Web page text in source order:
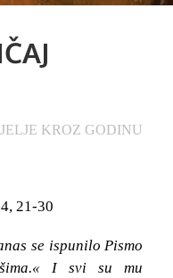
KROZ GODINU
21-30
se ispunilo Pismo
I svi su mu